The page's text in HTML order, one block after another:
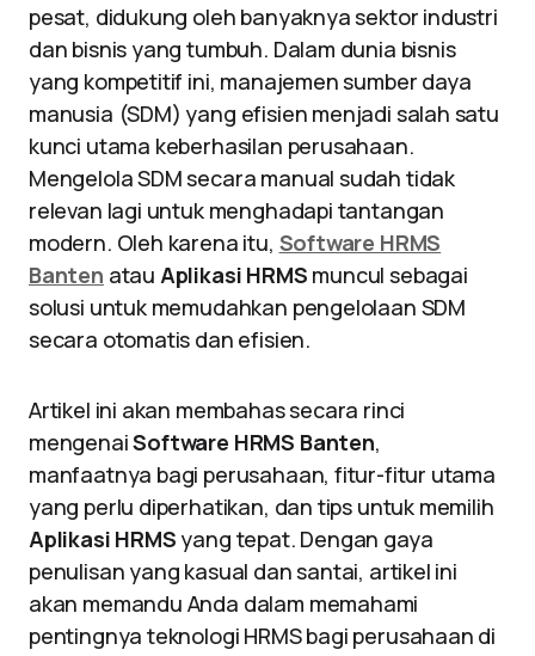
pesat, didukung oleh banyaknya sektor industri
dan bisnis yang tumbuh. Dalam dunia bisnis
yang kompetitif ini, manajemen sumber daya
manusia (SDM) yang efisien menjadi salah satu
kunci utama keberhasilan perusahaan.
Mengelola SDM secara manual sudah tidak
relevan lagi untuk menghadapi tantangan
modern. Oleh karena itu, Software HRMS
Banten atau Aplikasi HRMS muncul sebagai
solusi untuk memudahkan pengelolaan SDM
secara otomatis dan efisien.
Artikel ini akan membahas secara rinci
mengenaiSoftware HRMS Banten,
manfaatnya bagi perusahaan, fitur-fitur utama
yang perlu diperhatikan, dan tips untuk memilih
Aplikasi HRMS yang tepat. Dengan gaya
penulisan yang kasual dan santai, artikel ini
akan memandu Anda dalam memahami
pentingnya teknologi HRMS bagi perusahaan di